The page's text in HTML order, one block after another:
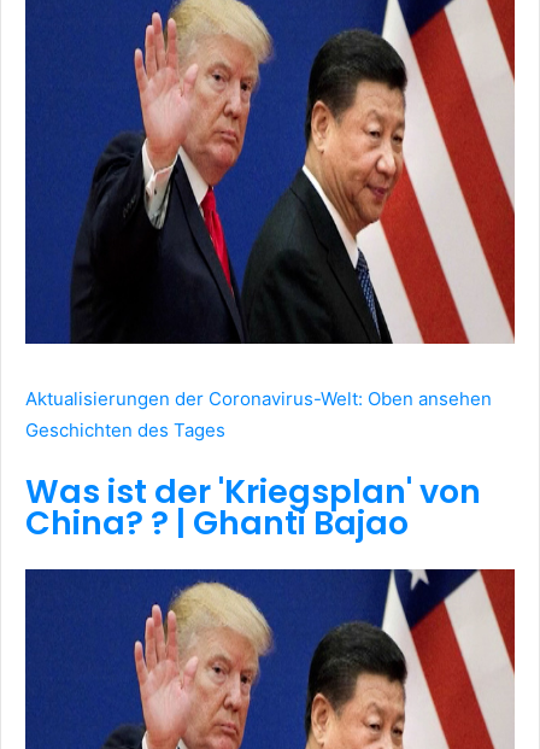
Aktualisierungen der Coronavirus-Welt: Oben ansehen
Geschichten des Tages
Was ist der 'Kriegsplan' von
China? ? | Ghanti Bajao